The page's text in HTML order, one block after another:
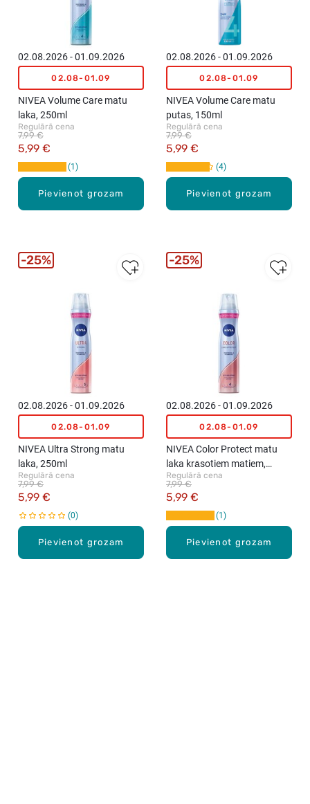
Pievienot grozam
02.08.2026 - 01.09.2026
02.08-01.09
NIVEA Volume Care matu
laka, 250ml
Regulārā cena
5,99 €
7,99 €
1
Pievienot grozam
02.08.2026 - 01.09.2026
02.08-01.09
NIVEA Volume Care matu
putas, 150ml
Regulārā cena
5,99 €
7,99 €
4
Pievienot grozam
02.08.2026 - 01.09.2026
02.08-01.09
NIVEA Ultra Strong matu
laka, 250ml
Regulārā cena
5,99 €
7,99 €
0
25%
Pievienot grozam
02.08.2026 - 01.09.2026
02.08-01.09
NIVEA Color Protect matu
laka krāsotiem matiem,
250ml
Regulārā cena
5,99 €
7,99 €
1
25%